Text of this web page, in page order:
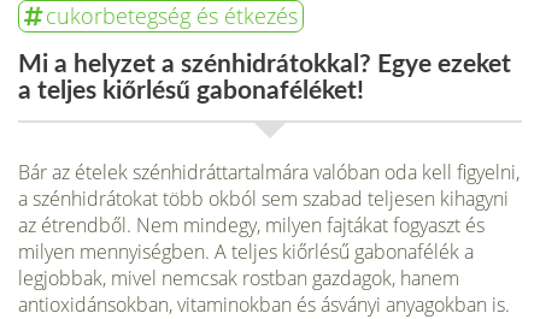
cukorbetegség és étkezés
Mi a helyzet a szénhidrátokkal? Egye ezeket
a teljes kiőrlésű gabonaféléket!
Bár az ételek szénhidráttartalmára valóban oda kell figyelni,
a szénhidrátokat több okból sem szabad teljesen kihagyni
az étrendből. Nem mindegy, milyen fajtákat fogyaszt és
milyen mennyiségben. A teljes kiőrlésű gabonafélék a
legjob­bak, mivel nemcsak rostban gazdagok, hanem
antioxidánsokban, vitaminokban és ásványi anyagokban is.